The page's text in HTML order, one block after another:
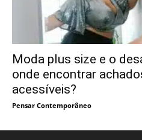
Moda plus size e o
onde encontrar
acessíveis?
Pensar Contemporâneo